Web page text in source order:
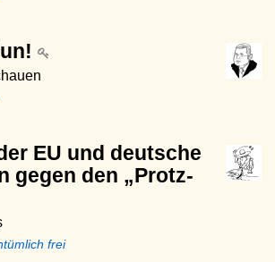
EU und deutsche
gegen den „Protz-
frei